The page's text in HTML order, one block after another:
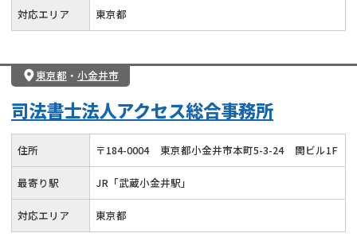
対応エリア 東京都
東京都 ・ 小金井市
司法書士法人アクセス総合事務所
住所 〒184-0004 東京都小金井市本町5-3-24 関ビル1F
最寄り駅 JR「武蔵小金井駅」
対応エリア 東京都